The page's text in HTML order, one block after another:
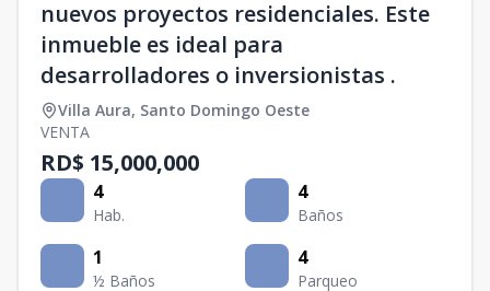
nuevos proyectos residenciales. Este
inmueble es ideal para
desarrolladores o inversionistas .
Villa Aura, Santo Domingo Oeste
VENTA
RD$ 15,000,000
4
Hab.
4
Baños
1
½ Baños
4
Parqueo